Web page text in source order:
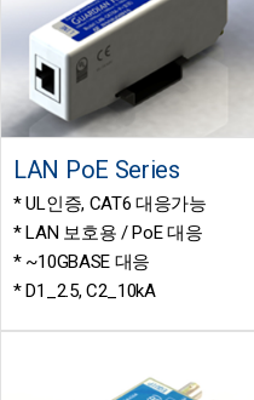
LAN PoE Series
* UL인증, CAT6 대응가능
* LAN 보호용 / PoE 대응
* ~10GBASE 대응
* D1_2.5, C2_10kA